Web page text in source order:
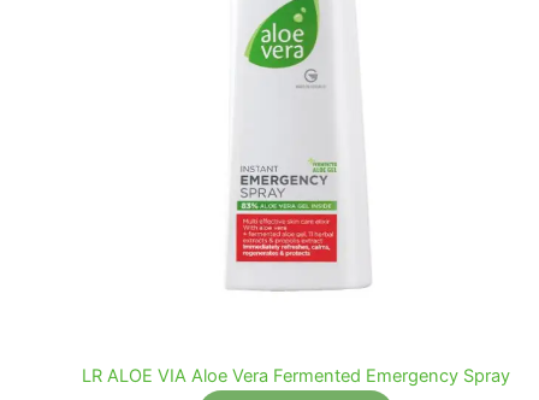
LR ALOE VIA Aloe Vera Fermented Emergency Spray